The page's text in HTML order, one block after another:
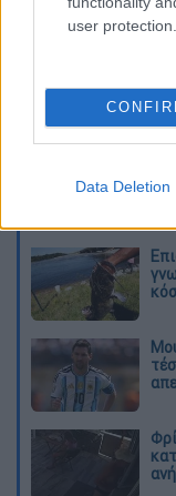
user protection.
Data Deletion